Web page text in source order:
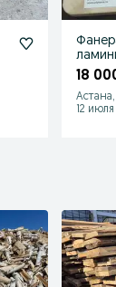
18
12 июля